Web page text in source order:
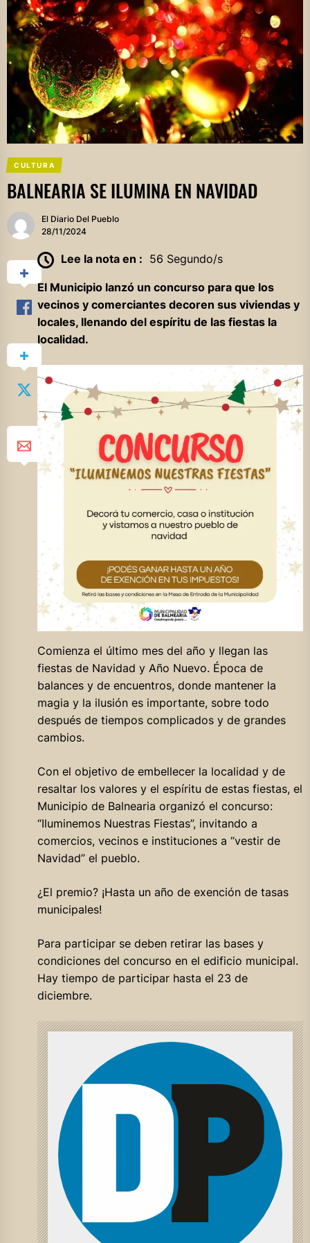
CULTURA
BALNEARIA SE ILUMINA EN NAVIDAD
El Diario Del Pueblo
28/11/2024
Lee la nota en : 56 Segundo/s
El Municipio lanzó un concurso para que los
vecinos y comerciantes decoren sus viviendas y
locales, llenando del espíritu de las fiestas la
localidad.
Comienza el último mes del año y llegan las
fiestas de Navidad y Año Nuevo. Época de
balances y de encuentros, donde mantener la
magia y la ilusión es importante, sobre todo
después de tiempos complicados y de grandes
cambios.
Con el objetivo de embellecer la localidad y de
resaltar los valores y el espíritu de estas fiestas, el
Municipio de Balnearia organizó el concurso:
“Iluminemos Nuestras Fiestas”, invitando a
comercios, vecinos e instituciones a “vestir de
Navidad” el pueblo.
¿El premio? ¡Hasta un año de exención de tasas
municipales!
Para participar se deben retirar las bases y
condiciones del concurso en el edificio municipal.
Hay tiempo de participar hasta el 23 de
diciembre.